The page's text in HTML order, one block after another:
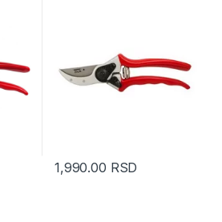
1,990.00 RSD